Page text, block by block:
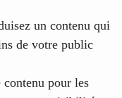
un contenu qui
de votre public
pour les